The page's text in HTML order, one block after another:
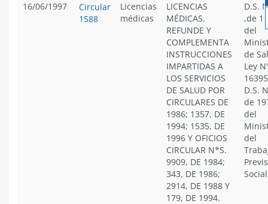
16/06/1997
Circular
1588
Licencias
médicas
LICENCIAS
MÉDICAS.
REFUNDE Y
COMPLEMENTA
INSTRUCCIONES
IMPARTIDAS A
LOS SERVICIOS
DE SALUD POR
CIRCULARES DE
1986; 1357, DE
1994; 1535, DE
1996 Y OFICIOS
CIRCULAR N*S.
9909, DE 1984;
343, DE 1986;
2914, DE 1988 Y
179, DE 1994.
D.S.
,de
del
de
Ley
D.S.
de
del
del